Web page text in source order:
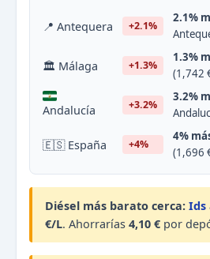
📍 Antequera +2.1%
2.1%
🏛 Málaga +1.3%
1.3%
(1,742
Andalucía +3.2%
3.2%
🇪🇸 España +4%
4%
(1,696
Diésel más barato cerca: Ids
€/L. Ahorrarías 4,10 € por